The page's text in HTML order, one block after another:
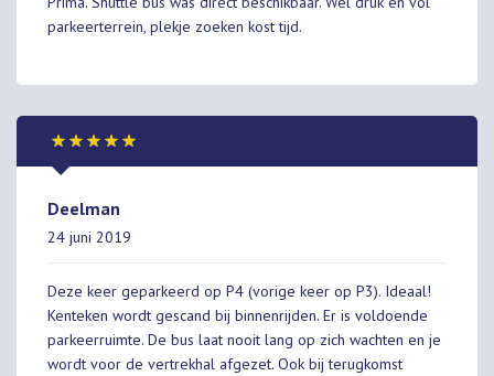
parkeerterrein, plekje zoeken kost tijd.
Deelman
24 juni 2019
Deze keer geparkeerd op P4 (vorige keer op P3). Ideaal!
Kenteken wordt gescand bij binnenrijden. Er is voldoende
parkeerruimte. De bus laat nooit lang op zich wachten en je
wordt voor de vertrekhal afgezet. Ook bij terugkomst